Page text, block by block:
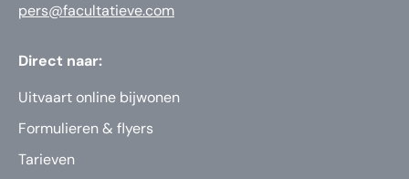
pers@facultatieve.com
Direct naar:
Uitvaart online bijwonen
Formulieren & flyers
Tarieven